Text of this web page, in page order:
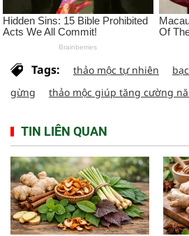
Tags: thảo mộc tự nhiên
gừng
thảo mộc giúp tăng cường
TIN LIÊN QUAN